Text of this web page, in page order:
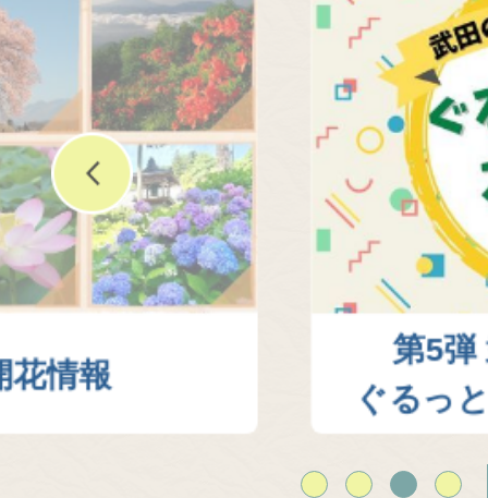
第5弾 武田の里
ぐるっと韮崎スタ